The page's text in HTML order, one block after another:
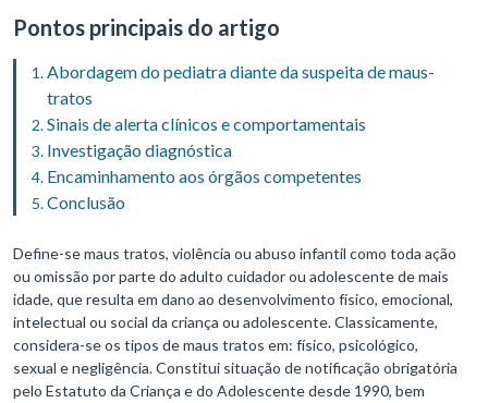
Pontos principais do artigo
Abordagem do pediatra diante da suspeita de maus-
tratos
Sinais de alerta clínicos e comportamentais
Investigação diagnóstica
Encaminhamento aos órgãos competentes
Conclusão
Define-se maus tratos, violência ou abuso infantil como toda ação
ou omissão por parte do adulto cuidador ou adolescente de mais
idade, que resulta em dano ao desenvolvimento físico, emocional,
intelectual ou social da criança ou adolescente. Classicamente,
considera-se os tipos de maus tratos em: físico, psicológico,
sexual e negligência. Constitui situação de notificação obrigatória
pelo Estatuto da Criança e do Adolescente desde 1990, bem